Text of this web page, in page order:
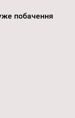
побачення